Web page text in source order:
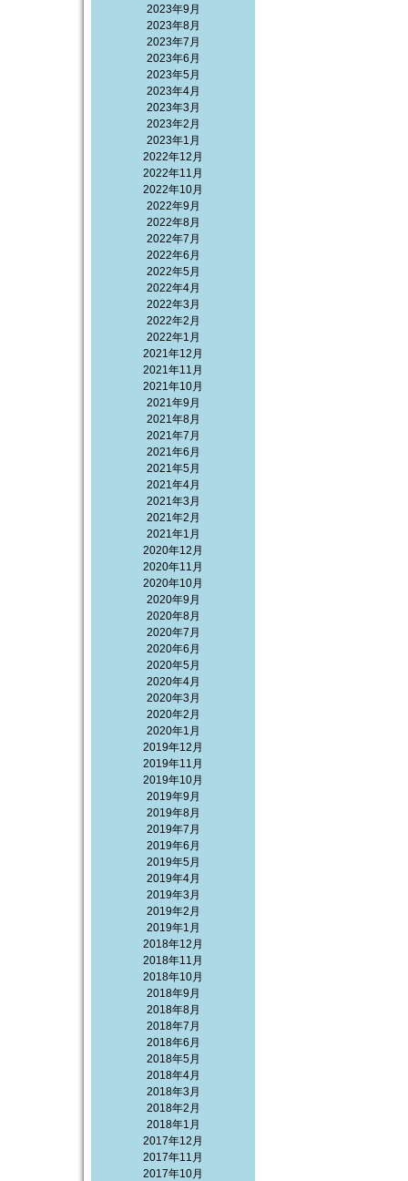
2023年9月
2023年8月
2023年7月
2023年6月
2023年5月
2023年4月
2023年3月
2023年2月
2023年1月
2022年12月
2022年11月
2022年10月
2022年9月
2022年8月
2022年7月
2022年6月
2022年5月
2022年4月
2022年3月
2022年2月
2022年1月
2021年12月
2021年11月
2021年10月
2021年9月
2021年8月
2021年7月
2021年6月
2021年5月
2021年4月
2021年3月
2021年2月
2021年1月
2020年12月
2020年11月
2020年10月
2020年9月
2020年8月
2020年7月
2020年6月
2020年5月
2020年4月
2020年3月
2020年2月
2020年1月
2019年12月
2019年11月
2019年10月
2019年9月
2019年8月
2019年7月
2019年6月
2019年5月
2019年4月
2019年3月
2019年2月
2019年1月
2018年12月
2018年11月
2018年10月
2018年9月
2018年8月
2018年7月
2018年6月
2018年5月
2018年4月
2018年3月
2018年2月
2018年1月
2017年12月
2017年11月
2017年10月